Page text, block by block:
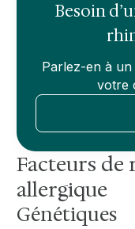
Besoin
Parlez-en à
votre
Facteurs
allergique
Génétiques